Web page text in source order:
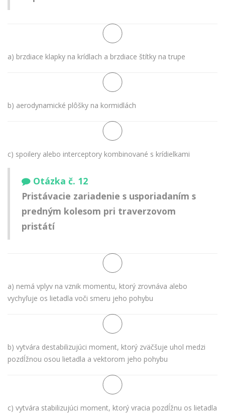
a) brzdiace klapky na krídlach a brzdiace štítky na trupe
b) aerodynamické plôšky na kormidlách
c) spoilery alebo interceptory kombinované s krídielkami
Otázka č. 12
Pristávacie zariadenie s usporiadaním s
predným kolesom pri traverzovom
pristátí
a) nemá vplyv na vznik momentu, ktorý zrovnáva alebo
vychyľuje os lietadla voči smeru jeho pohybu
b) vytvára destabilizujúci moment, ktorý zväčšuje uhol medzi
pozdĺžnou osou lietadla a vektorom jeho pohybu
c) vytvára stabilizujúci moment, ktorý vracia pozdĺžnu os lietadla